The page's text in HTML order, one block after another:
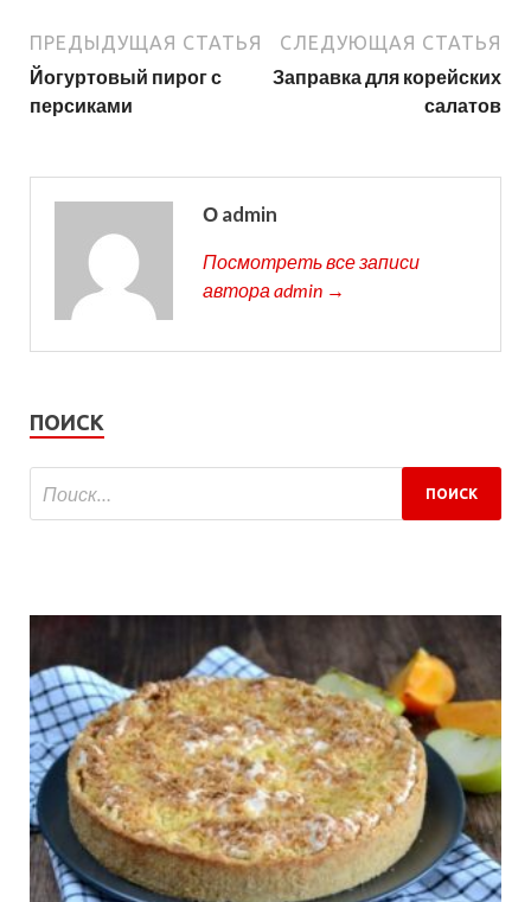
ПРЕДЫДУЩАЯ СТАТЬЯ
Йогуртовый пирог с
персиками
СЛЕДУЮЩАЯ СТАТЬЯ
Заправка для корейских
салатов
О admin
Посмотреть все записи
автора admin →
ПОИСК